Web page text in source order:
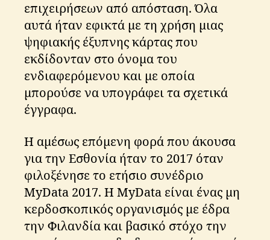
επιχειρήσεων από απόσταση. Όλα
αυτά ήταν εφικτά με τη χρήση μιας
ψηφιακής έξυπνης κάρτας που
εκδίδονταν στο όνομα του
ενδιαφερόμενου και με οποία
μπορούσε να υπογράφει τα σχετικά
έγγραφα.
Η αμέσως επόμενη φορά που άκουσα
για την Εσθονία ήταν το 2017 όταν
φιλοξένησε το ετήσιο συνέδριο
MyData 2017. Η MyData είναι ένας μη
κερδοσκοπικός οργανισμός με έδρα
την Φιλανδία και βασικό στόχο την